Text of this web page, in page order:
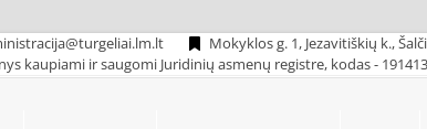
Mokyklos g. 1, Jezavitiškių k.,
kaupiami ir saugomi Juridinių asmenų registre, kodas -